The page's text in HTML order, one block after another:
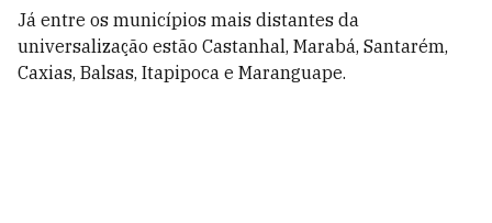
Já entre os municípios mais distantes da
universalização estão Castanhal, Marabá, Santarém,
Caxias, Balsas, Itapipoca e Maranguape.